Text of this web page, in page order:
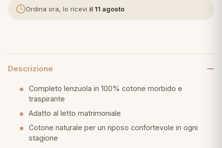
letto
Ordina ora, lo ricevi il 11 agosto
Descrizione
Completo lenzuola in 100% cotone morbido e
traspirante
Adatto al letto matrimoniale
Cotone naturale per un riposo confortevole in ogni
stagione